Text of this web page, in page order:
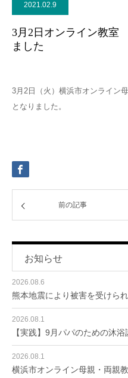
2021.02.9
3月2日オンライン教室
ました
3月2日（火）横浜市オンライン
となりました。
前の記事
お知らせ
2026.08.6
熊本地震により被害を受けら
2026.08.1
【実践】9月パパのための沐
2026.08.1
横浜市オンライン母親・両親
ブログ
お問合せ